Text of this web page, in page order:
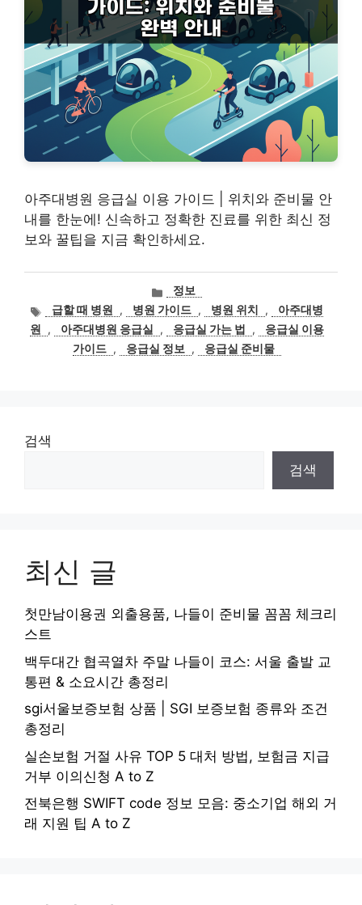
아주대병원 응급실 이용 가이드 | 위치와 준비물 안
내를 한눈에! 신속하고 정확한 진료를 위한 최신 정
보와 꿀팁을 지금 확인하세요.
카
테
고
리
정보
태급할 때 병원 , 병원 가이드 , 병원 위치 ,
아주대병
원
, 아주대병원 응급실 , 응급실 가는 법 ,
응급실 이용
가이드 , 응급실 정보 , 응급실 준비물
검색
검색
최신 글
첫만남이용권 외출용품, 나들이 준비물 꼼꼼 체크리
스트
백두대간 협곡열차 주말 나들이 코스: 서울 출발 교
통편 & 소요시간 총정리
sgi서울보증보험 상품 | SGI 보증보험 종류와 조건
총정리
실손보험 거절 사유 TOP 5 대처 방법, 보험금 지급
거부 이의신청 A to Z
전북은행 SWIFT code 정보 모음: 중소기업 해외 거
래 지원 팁 A to Z